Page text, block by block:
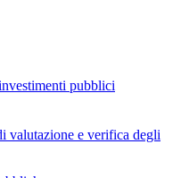
pubblici
valutazione e verifica degli